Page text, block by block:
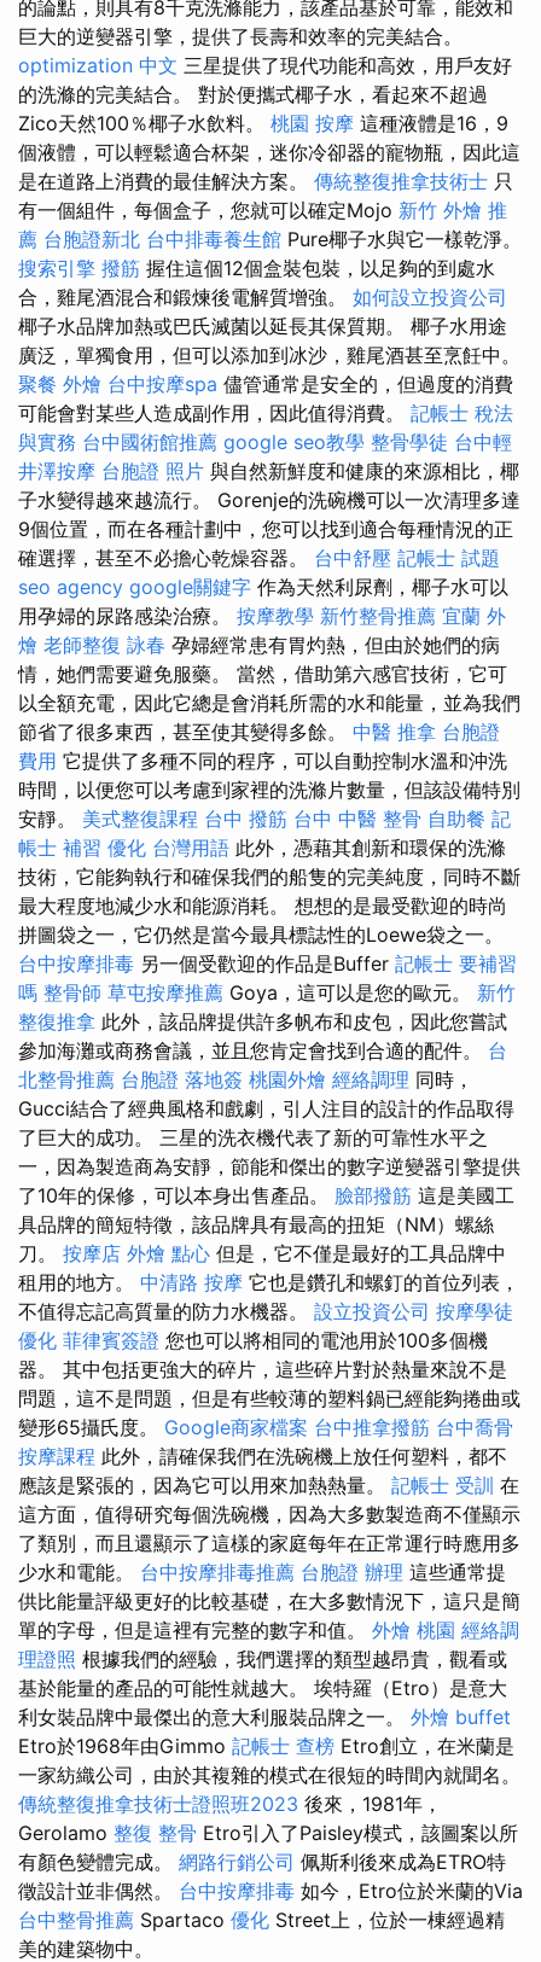
的論點，則具有8千克洗滌能力，該產品基於可靠，能效和
巨大的逆變器引擎，提供了長壽和效率的完美結合。
optimization 中文 三星提供了現代功能和高效，用戶友好
的洗滌的完美結合。 對於便攜式椰子水，看起來不超過
Zico天然100％椰子水飲料。 桃園 按摩 這種液體是16，9
個液體，可以輕鬆適合杯架，迷你冷卻器的寵物瓶，因此這
是在道路上消費的最佳解決方案。 傳統整復推拿技術士 只
有一個組件，每個盒子，您就可以確定Mojo 新竹 外燴 推
薦 台胞證新北 台中排毒養生館 Pure椰子水與它一樣乾淨。
搜索引擎 撥筋 握住這個12個盒裝包裝，以足夠的到處水
合，雞尾酒混合和鍛煉後電解質增強。 如何設立投資公司
椰子水品牌加熱或巴氏滅菌以延長其保質期。 椰子水用途
廣泛，單獨食用，但可以添加到冰沙，雞尾酒甚至烹飪中。
聚餐 外燴 台中按摩spa 儘管通常是安全的，但過度的消費
可能會對某些人造成副作用，因此值得消費。 記帳士 稅法
與實務 台中國術館推薦 google seo教學 整骨學徒 台中輕
井澤按摩 台胞證 照片 與自然新鮮度和健康的來源相比，椰
子水變得越來越流行。 Gorenje的洗碗機可以一次清理多達
9個位置，而在各種計劃中，您可以找到適合每種情況的正
確選擇，甚至不必擔心乾燥容器。 台中舒壓 記帳士 試題
seo agency google關鍵字 作為天然利尿劑，椰子水可以
用孕婦的尿路感染治療。 按摩教學 新竹整骨推薦 宜蘭 外
燴 老師整復 詠春 孕婦經常患有胃灼熱，但由於她們的病
情，她們需要避免服藥。 當然，借助第六感官技術，它可
以全額充電，因此它總是會消耗所需的水和能量，並為我們
節省了很多東西，甚至使其變得多餘。 中醫 推拿 台胞證
費用 它提供了多種不同的程序，可以自動控制水溫和沖洗
時間，以便您可以考慮到家裡的洗滌片數量，但該設備特別
安靜。 美式整復課程 台中 撥筋 台中 中醫 整骨 自助餐 記
帳士 補習 優化 台灣用語 此外，憑藉其創新和環保的洗滌
技術，它能夠執行和確保我們的船隻的完美純度，同時不斷
最大程度地減少水和能源消耗。 想想的是最受歡迎的時尚
拼圖袋之一，它仍然是當今最具標誌性的Loewe袋之一。
台中按摩排毒 另一個受歡迎的作品是Buffer 記帳士 要補習
嗎 整骨師 草屯按摩推薦 Goya，這可以是您的歐元。 新竹
整復推拿 此外，該品牌提供許多帆布和皮包，因此您嘗試
參加海灘或商務會議，並且您肯定會找到合適的配件。 台
北整骨推薦 台胞證 落地簽 桃園外燴 經絡調理 同時，
Gucci結合了經典風格和戲劇，引人注目的設計的作品取得
了巨大的成功。 三星的洗衣機代表了新的可靠性水平之
一，因為製造商為安靜，節能和傑出的數字逆變器引擎提供
了10年的保修，可以本身出售產品。 臉部撥筋 這是美國工
具品牌的簡短特徵，該品牌具有最高的扭矩（NM）螺絲
刀。 按摩店 外燴 點心 但是，它不僅是最好的工具品牌中
租用的地方。 中清路 按摩 它也是鑽孔和螺釘的首位列表，
不值得忘記高質量的防力水機器。 設立投資公司 按摩學徒
優化 菲律賓簽證 您也可以將相同的電池用於100多個機
器。 其中包括更強大的碎片，這些碎片對於熱量來說不是
問題，這不是問題，但是有些較薄的塑料鍋已經能夠捲曲或
變形65攝氏度。 Google商家檔案 台中推拿撥筋 台中喬骨
按摩課程 此外，請確保我們在洗碗機上放任何塑料，都不
應該是緊張的，因為它可以用來加熱熱量。 記帳士 受訓 在
這方面，值得研究每個洗碗機​​，因為大多數製造商不僅顯示
了類別，而且還顯示了這樣的家庭每年在正常運行時應用多
少水和電能。 台中按摩排毒推薦 台胞證 辦理 這些通常提
供比能量評級更好的比較基礎，在大多數情況下，這只是簡
單的字母，但是這裡有完整的數字和值。 外燴 桃園 經絡調
理證照 根據我們的經驗，我們選擇的類型越昂貴，觀看或
基於能量的產品的可能性就越大。 埃特羅（Etro）是意大
利女裝品牌中最傑出的意大利服裝品牌之一。 外燴 buffet
Etro於1968年由Gimmo 記帳士 查榜 Etro創立，在米蘭是
一家紡織公司，由於其複雜的模式在很短的時間內就聞名。
傳統整復推拿技術士證照班2023 後來，1981年，
Gerolamo 整復 整骨 Etro引入了Paisley模式，該圖案以所
有顏色變體完成。 網路行銷公司 佩斯利後來成為ETRO特
徵設計並非偶然。 台中按摩排毒 如今，Etro位於米蘭的Via
台中整骨推薦 Spartaco 優化 Street上，位於一棟經過精
美的建築物中。